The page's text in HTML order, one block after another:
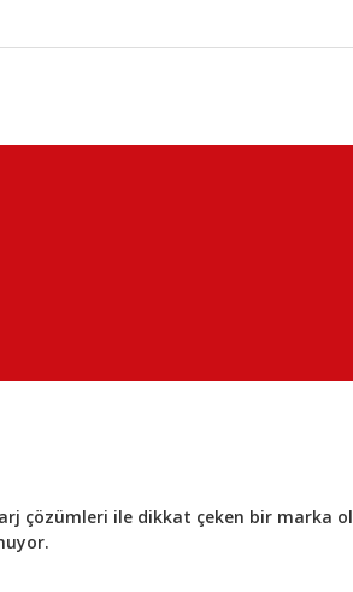
çözümleri ile dikkat çeken bir marka